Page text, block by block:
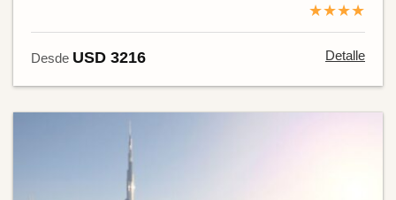
★★★★
Desde USD 3216 Detalle